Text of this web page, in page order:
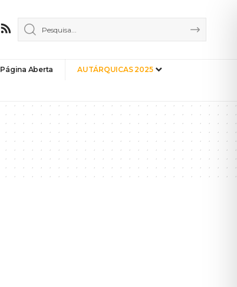
Página Aberta AUTÁRQUICAS 2025